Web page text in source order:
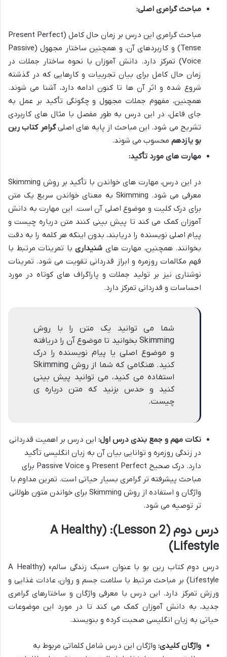
مباحث گرامری اصلی:
مباحث گرامری این درس بر زمان حال کامل (Present Perfect
Tense) و کاربردهای آن، و همچنین ساختار مجهول (Passive
Voice) تمرکز دارد. دانش آموزان با نحوه ساختار جملات در
زمان حال کامل برای بیان تجربیات و کارهایی که در گذشته
شروع شده و اثر آن ها تا کنون ادامه دارد، آشنا می شوند.
همچنین، مفهوم جملات مجهول و چگونگی تأکید بر عمل به
جای فاعل، در این درس به طور مفصل با مثال های کاربردی
تشریح می شود. این مباحث از پایه های اصلیگرامر کتاب رین
بو یازدهم محسوب می شوند.
مهارت های مورد تأکید:
در این درس، مهارت های خواندن با تأکید بر روش Skimming
معرفی می شود. Skimming به معنای خواندن سریع یک متن
برای درک کلیت و موضوع اصلی آن است. این مهارت به دانش
آموزان کمک می کند تا پیش بینی کنند متن درباره چیست و
پیام اصلی نویسنده را دریابند، بدون اینکه هر کلمه را به دقت
بخوانند. همچنین، مهارت های شنیداری با تمرینات مرتبط با
فهم مکالمات روزمره و ابراز قدردانی تقویت می شود. تمرینات
نوشتاری نیز بر تولید جملات و پاراگراف های کوتاه در مورد
احساسات و قدردانی تمرکز دارد.
شما می توانید یک متن را با روش
Skimming بخوانید تا موضوع آن را دریافته
و موضوع اصلی یا پیام نویسنده را درک
کنید. هنگامی که شما از روش Skimming
استفاده می کنید، می توانید پیش بینی
کنید و حدس بزنید که متن درباره ی
چیست.
نکات مهم و جمع بندی درس اول: این درس بر اهمیت قدردانی
در زندگی روزمره و توانایی بیان آن به زبان انگلیسی تأکید
دارد. درک صحیح Present Perfect و Passive Voice برای
مباحث پیشرفته تر گرامری بسیار حیاتی است. تمرین مداوم با
واژگان و استفاده از روش Skimming برای خواندن متون طولانی
تر توصیه می شود.
درس دوم (Lesson 2): (A Healthy
Lifestyle)
درس دوم کتاب رین بو با عنوان «سبک زندگی سالم» (A Healthy
Lifestyle) بر مباحث مرتبط با سلامت جسم و روان، عادات غذایی و
ورزش تمرکز دارد. این درس با معرفی واژگان و ساختارهای گرامری
جدید، به دانش آموزان کمک می کند تا در مورد این موضوعات
حیاتی به زبان انگلیسی صحبت کرده و بنویسند.
واژگان کلیدی: واژگان این درس شامل کلماتی مربوط به